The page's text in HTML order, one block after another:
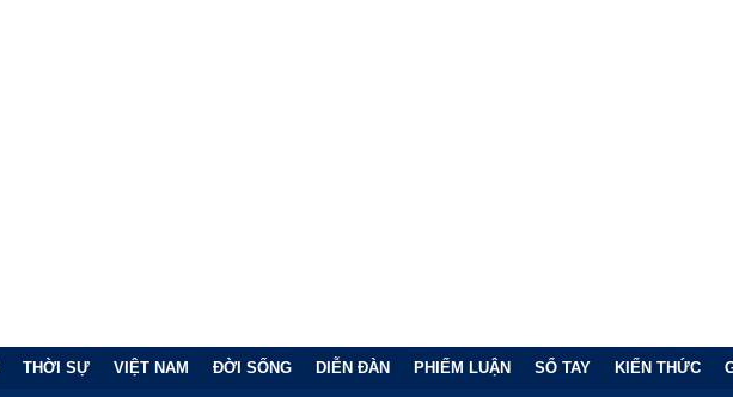
THỜI SỰ VIỆT NAM ĐỜI SỐNG DIỄN ĐÀN PHIẾM LUẬN SỔ TAY KIẾN THỨC